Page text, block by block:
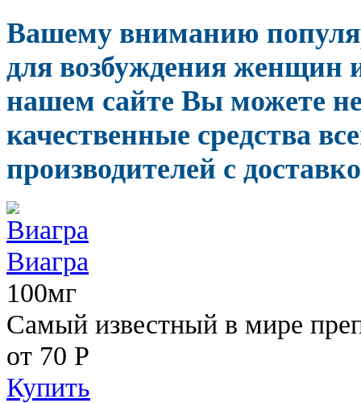
Вашему вниманию
для возбуждения женщин
нашем сайте Вы можете
качественные средства
производителей с
Виагра
100мг
Самый известный в мире
от 70 Р
Купить